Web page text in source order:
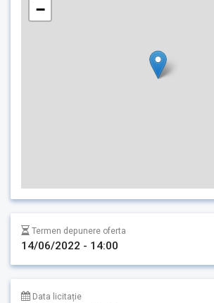
−
Termen depunere oferta
14/06/2022 - 14:00
Data licitație